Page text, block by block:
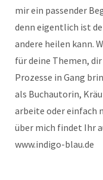
mir ein passender
denn eigentlich ist
andere heilen kann.
für deine Themen,
Prozesse in Gang
als Buchautorin,
arbeite oder einfach
über mich findet Ihr
www.indigo-blau.de